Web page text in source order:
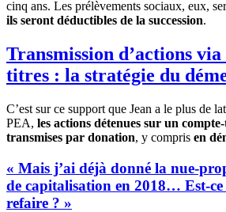
cinq ans. Les prélèvements sociaux, eux,
ils seront déductibles de la succession.
Transmission d’actions
titres : la stratégie du
C’est sur ce support que Jean a le plus de
PEA, les actions détenues sur un
transmises par donation, y compris en
« Mais j’ai déjà donné la nue-
de capitalisation en 2018… Est-ce
refaire ? »